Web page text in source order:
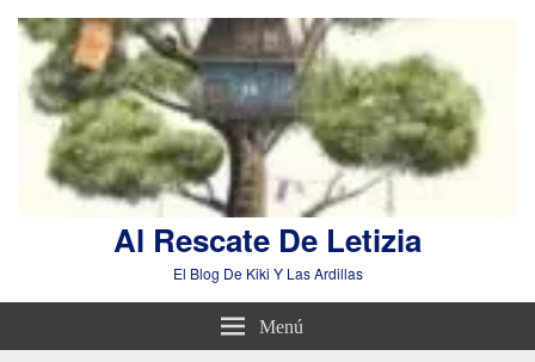
Al Rescate De Letizia
El Blog De Kiki Y Las Ardillas
Menú